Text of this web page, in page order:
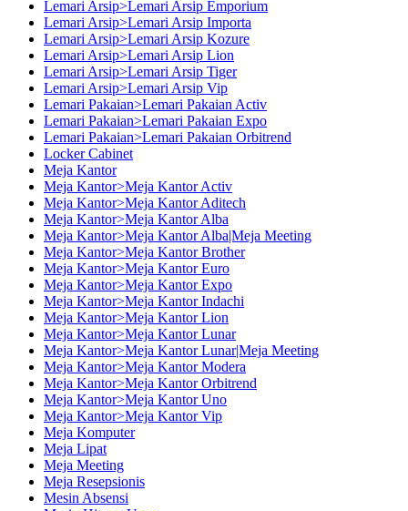
Lemari Arsip>Lemari Arsip Emporium
Lemari Arsip>Lemari Arsip Importa
Lemari Arsip>Lemari Arsip Kozure
Lemari Arsip>Lemari Arsip Lion
Lemari Arsip>Lemari Arsip Tiger
Lemari Arsip>Lemari Arsip Vip
Lemari Pakaian>Lemari Pakaian Activ
Lemari Pakaian>Lemari Pakaian Expo
Lemari Pakaian>Lemari Pakaian Orbitrend
Locker Cabinet
Meja Kantor
Meja Kantor>Meja Kantor Activ
Meja Kantor>Meja Kantor Aditech
Meja Kantor>Meja Kantor Alba
Meja Kantor>Meja Kantor Alba|Meja Meeting
Meja Kantor>Meja Kantor Brother
Meja Kantor>Meja Kantor Euro
Meja Kantor>Meja Kantor Expo
Meja Kantor>Meja Kantor Indachi
Meja Kantor>Meja Kantor Lion
Meja Kantor>Meja Kantor Lunar
Meja Kantor>Meja Kantor Lunar|Meja Meeting
Meja Kantor>Meja Kantor Modera
Meja Kantor>Meja Kantor Orbitrend
Meja Kantor>Meja Kantor Uno
Meja Kantor>Meja Kantor Vip
Meja Komputer
Meja Lipat
Meja Meeting
Meja Resepsionis
Mesin Absensi